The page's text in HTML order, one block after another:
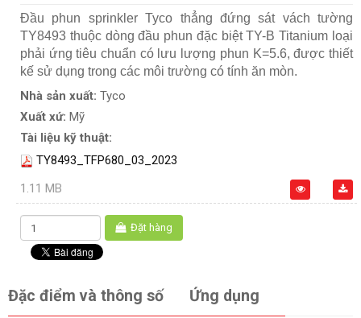
Đầu phun sprinkler Tyco thẳng đứng sát vách tường
TY8493 thuộc dòng đầu phun đặc biệt TY-B Titanium loại
phải ứng tiêu chuẩn có lưu lượng phun K=5.6, được thiết
kế sử dụng trong các môi trường có tính ăn mòn.
Nhà sản xuất: Tyco
Xuất xứ: Mỹ
Tài liệu kỹ thuật:
TY8493_TFP680_03_2023
1.11 MB
Đặt hàng
Đặc điểm và thông số Ứng dụng